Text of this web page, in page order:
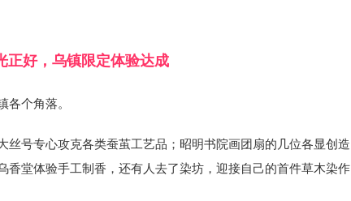
正好，乌镇限定体验达成
个角落。
丝号专心攻克各类蚕茧工艺品；昭明书院画团扇的几位各显创造
香堂体验手工制香，还有人去了染坊，迎接自己的首件草木染作